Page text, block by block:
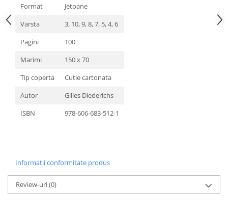
Format
Jetoane
Varsta
3, 10, 9, 8, 7, 5, 4, 6
Pagini
100
Marimi
150 x 70
Tip coperta
Cutie cartonata
Autor
Gilles Diederichs
ISBN
978-606-683-512-1
Informatii conformitate produs
Review-uri(0)